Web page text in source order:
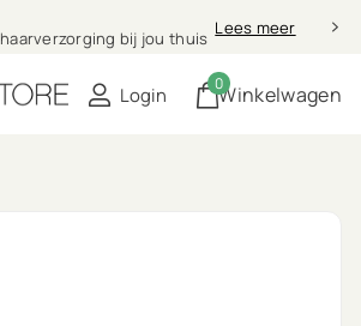
haarverzorging bij jou thuis Lees meer
Login Winkelwagen
0